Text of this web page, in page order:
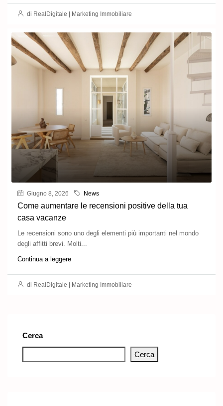
di RealDigitale | Marketing Immobiliare
Giugno 8, 2026 News
Come aumentare le recensioni positive della tua
casa vacanze
Le recensioni sono uno degli elementi più importanti nel mondo
degli affitti brevi. Molti...
Continua a leggere
di RealDigitale | Marketing Immobiliare
Cerca
Cerca